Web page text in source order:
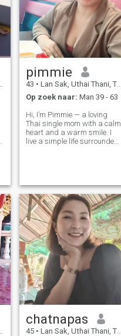
pimmie
43 • Lan Sak, Uthai Thani, Thailand
Op zoek naar: Man 39 - 63
Hi, I’m Pimmie — a loving
Thai single mom with a calm
heart and a warm smile. I
live a simple life surrounded
emotionally mature,
respectful, a
chatnapas
45 • Lan Sak, Uthai Thani, Thailand